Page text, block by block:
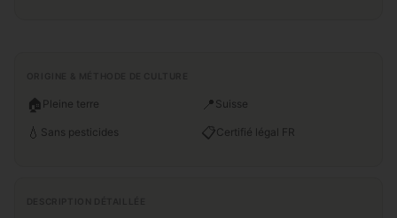
🏠 Pleine terre 📍 Suisse
💧 Sans pesticides 📋Certifié légal FR